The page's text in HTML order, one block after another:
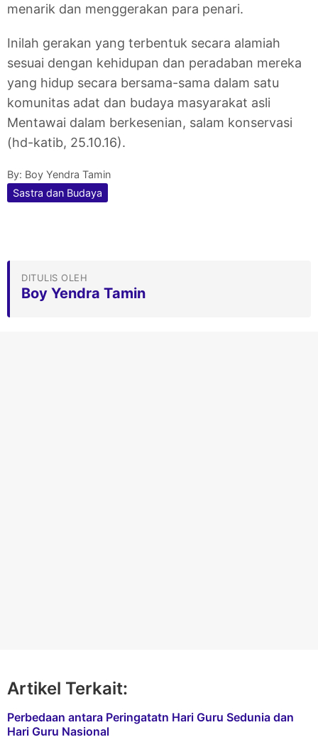
menarik dan menggerakan para penari.
Inilah gerakan yang terbentuk secara alamiah
sesuai dengan kehidupan dan peradaban mereka
yang hidup secara bersama-sama dalam satu
komunitas adat dan budaya masyarakat asli
Mentawai dalam berkesenian, salam konservasi
(hd-katib, 25.10.16).
By: Boy Yendra Tamin
Sastra dan Budaya
DITULIS OLEH
Boy Yendra Tamin
Artikel Terkait:
Perbedaan antara Peringatatn Hari Guru Sedunia dan
Hari Guru Nasional